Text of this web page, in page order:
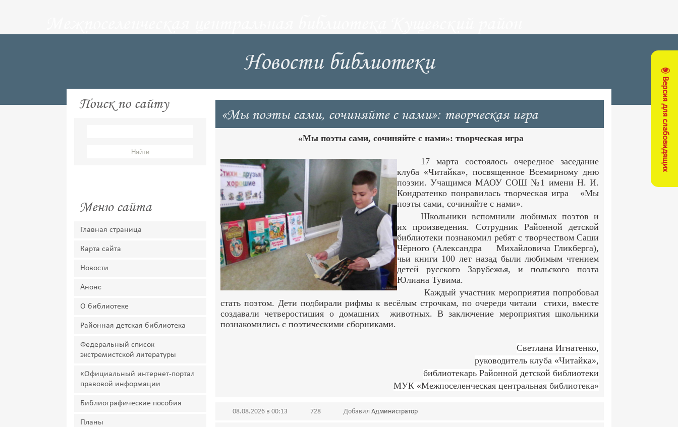
Версия для слабовидящих
Новости библиотеки
Поиск по сайту
Меню сайта
Главная страница
Карта сайта
Новости
Анонс
О библиотеке
Районная детская библиотека
Федеральный список
экстремистской литературы
«Официальный интернет-портал
правовой информации
Библиографические пособия
Планы
«Мы поэты сами, сочиняйте с нами»: творческая игра
«Мы поэты сами, сочиняйте с нами»: творческая игра
17 марта состоялось очередное заседание
клуба «Читайка», посвященное Всемирному дню
поэзии. Учащимся МАОУ СОШ №1 имени Н. И.
Кондратенко понравилась творческая игра
«Мы
поэты сами, сочиняйте с нами».
Школьники вспомнили любимых поэтов и
их произведения. Сотрудник Районной детской
библиотеки познакомил ребят с творчеством Саши
Чёрного (Александра Михайловича Гликберга),
чьи книги 100 лет назад были любимым чтением
детей русского Зарубежья, и польского поэта
Юлиана Тувима.
Каждый участник мероприятия попробовал
стать поэтом. Дети подбирали рифмы к весёлым строчкам, по очереди читали стихи, вместе
создавали четверостишия о домашних животных. В заключение мероприятия школьники
познакомились с поэтическими сборниками.
Светлана Игнатенко,
руководитель клуба «Читайка»,
библиотекарь Районной детской библиотеки
МУК «Межпоселенческая центральная библиотека»
08.08.2026 в 00:13 728 Добавил Администратор